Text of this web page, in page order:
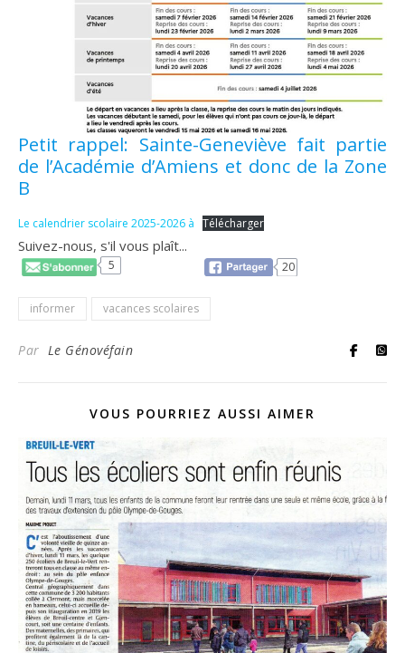
Petit rappel: Sainte-Geneviève fait partie
de l’Académie d’Amiens et donc de la Zone
B
Le calendrier scolaire 2025-2026 à Télécharger
Suivez-nous, s'il vous plaît...
5 20
informer vacances scolaires
Par Le Génovéfain
VOUS POURRIEZ AUSSI AIMER